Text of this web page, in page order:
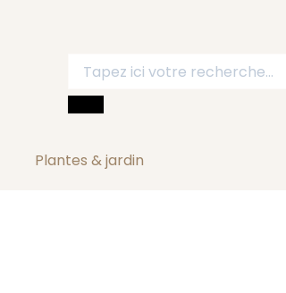
Plantes & jardin